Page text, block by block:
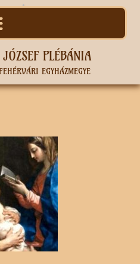
PLÉBÁNIA
EGYHÁZMEGYE